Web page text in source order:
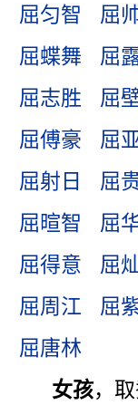
屈匀智
屈
屈蝶舞
屈
屈志胜
屈
屈傅豪
屈
屈射日
屈
屈暄智
屈
屈得意
屈
屈周江
屈
屈唐林
女孩，